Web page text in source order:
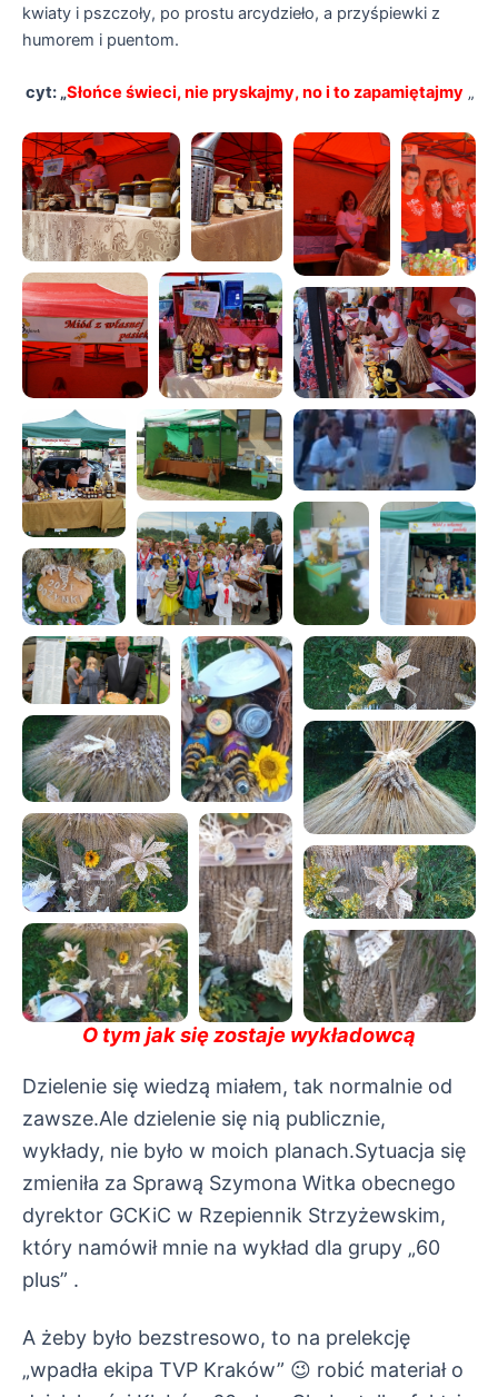
kwiaty i pszczoły, po prostu arcydzieło, a przyśpiewki z
humorem i puentom.
cyt: „Słońce świeci, nie pryskajmy, no i to zapamiętajmy „
O tym jak się zostaje wykładowcą
Dzielenie się wiedzą miałem, tak normalnie od
zawsze.Ale dzielenie się nią publicznie,
wykłady, nie było w moich planach.Sytuacja się
zmieniła za Sprawą Szymona Witka obecnego
dyrektor GCKiC w Rzepiennik Strzyżewskim,
który namówił mnie na wykład dla grupy „60
plus” .
A żeby było bezstresowo, to na prelekcję
„wpadła ekipa TVP Kraków” 😉 robić materiał o